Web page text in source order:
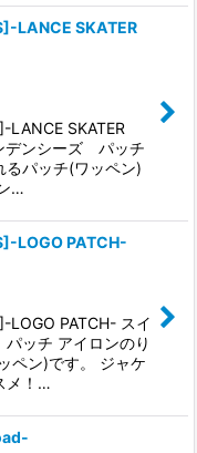
LANCE SKATER
LANCE SKATER
デンシーズ パッチ
るパッチ(ワッペン)
…
LOGO PATCH-
LOGO PATCH- スイ
ッチ アイロンのり
ペン)です。 ジャケ
メ！…